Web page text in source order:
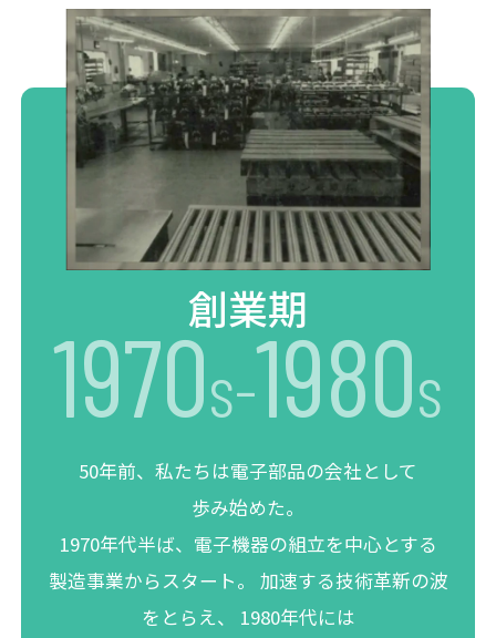
創業期
1970s-1980s
50年前、私たちは電子部品の会社として
歩み始めた。
1970年代半ば、 電子機器の組立を中心とする
製造事業からスタート。 加速する技術革新の波
をとらえ、
1980年代には